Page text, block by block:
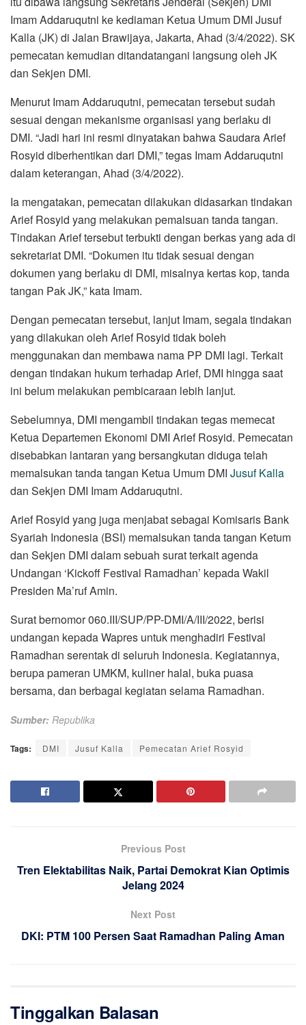
Imam Addaruqutni ke kediaman Ketua Umum DMI Jusuf
Kalla (JK) di Jalan Brawijaya, Jakarta, Ahad (3/4/2022). SK
pemecatan kemudian ditandatangani langsung oleh JK
dan Sekjen DMI.
Menurut Imam Addaruqutni, pemecatan tersebut sudah
sesuai dengan mekanisme organisasi yang berlaku di
DMI. “Jadi hari ini resmi dinyatakan bahwa Saudara Arief
Rosyid diberhentikan dari DMI,” tegas Imam Addaruqutni
dalam keterangan, Ahad (3/4/2022).
Ia mengatakan, pemecatan dilakukan didasarkan tindakan
Arief Rosyid yang melakukan pemalsuan tanda tangan.
Tindakan Arief tersebut terbukti dengan berkas yang ada di
sekretariat DMI. “Dokumen itu tidak sesuai dengan
dokumen yang berlaku di DMI, misalnya kertas kop, tanda
tangan Pak JK,” kata Imam.
Dengan pemecatan tersebut, lanjut Imam, segala tindakan
yang dilakukan oleh Arief Rosyid tidak boleh
menggunakan dan membawa nama PP DMI lagi. Terkait
dengan tindakan hukum terhadap Arief, DMI hingga saat
ini belum melakukan pembicaraan lebih lanjut.
Sebelumnya, DMI mengambil tindakan tegas memecat
Ketua Departemen Ekonomi DMI Arief Rosyid. Pemecatan
disebabkan lantaran yang bersangkutan diduga telah
memalsukan tanda tangan Ketua Umum DMI Jusuf Kalla
dan Sekjen DMI Imam Addaruqutni.
Arief Rosyid yang juga menjabat sebagai Komisaris Bank
Syariah Indonesia (BSI) memalsukan tanda tangan Ketum
dan Sekjen DMI dalam sebuah surat terkait agenda
Undangan ‘Kickoff Festival Ramadhan’ kepada Wakil
Presiden Ma’ruf Amin.
Surat bernomor 060.III/SUP/PP-DMI/A/III/2022, berisi
undangan kepada Wapres untuk menghadiri Festival
Ramadhan serentak di seluruh Indonesia. Kegiatannya,
berupa pameran UMKM, kuliner halal, buka puasa
bersama, dan berbagai kegiatan selama Ramadhan.
Sumber: Republika
Tags: DMI Jusuf Kalla Pemecatan Arief Rosyid
Previous Post
Tren Elektabilitas Naik, Partai Demokrat Kian Optimis
Jelang 2024
Next Post
DKI: PTM 100 Persen Saat Ramadhan Paling Aman
Tinggalkan Balasan